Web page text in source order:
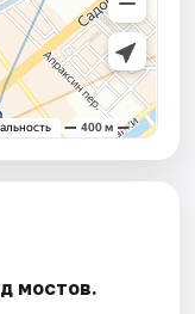
мостов.